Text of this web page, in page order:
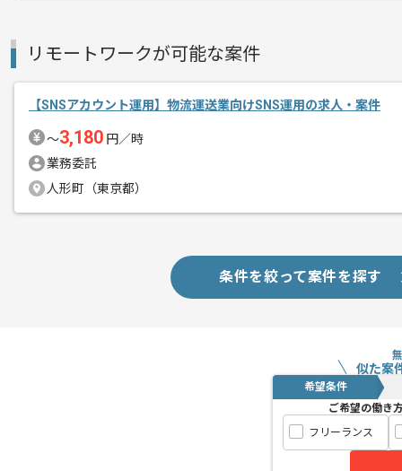
リモートワークが可能な案件
【SNSアカウント運用】物流運送業向けSNS運用の求人・案件
〜3,180 円／時
業務委託
人形町（東京都）
条件を絞って案件を探す
似た案
希望条件
ご希望の働き
フリーランス